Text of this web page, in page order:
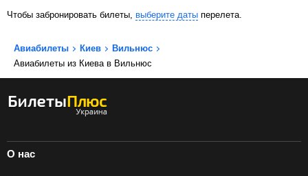
Чтобы забронировать билеты, выберите даты перелета.
Авиабилеты Киев
Вильнюс
Авиабилеты из Киева в Вильнюс
О нас